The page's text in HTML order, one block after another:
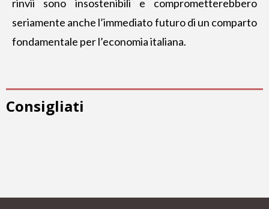
rinvii sono insostenibili e comprometterebbero
seriamente anche l’immediato futuro di un comparto
fondamentale per l’economia italiana.
Consigliati